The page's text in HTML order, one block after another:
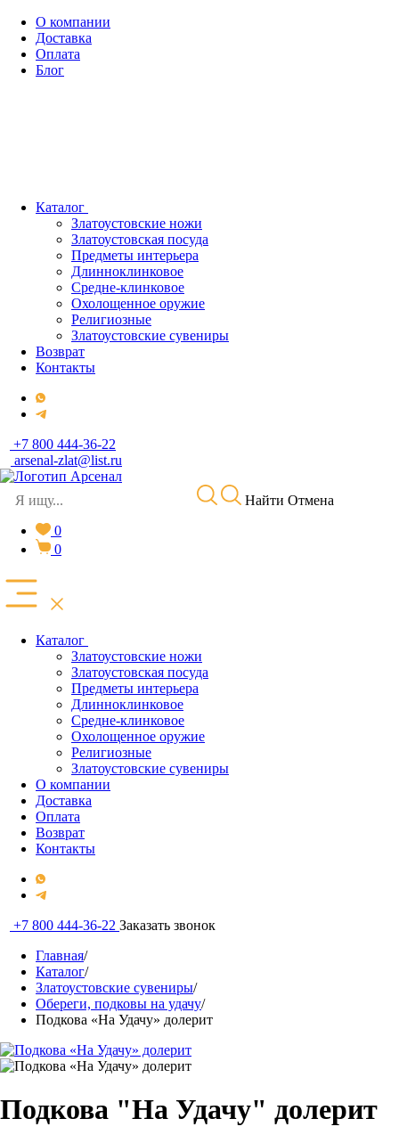
О компании
Доставка
Оплата
Блог
Каталог
Златоустовские ножи
Златоустовская посуда
Предметы интерьера
Длинноклинковое
Средне-клинковое
Охолощенное оружие
Религиозные
Златоустовские сувениры
Возврат
Контакты
+7 800 444-36-22
arsenal-zlat@list.ru
Найти Отмена
0
0
Каталог
Златоустовские ножи
Златоустовская посуда
Предметы интерьера
Длинноклинковое
Средне-клинковое
Охолощенное оружие
Религиозные
Златоустовские сувениры
О компании
Доставка
Оплата
Возврат
Контакты
+7 800 444-36-22 Заказать звонок
Главная/
Каталог/
Златоустовские сувениры/
Обереги, подковы на удачу/
Подкова «На Удачу» долерит
Подкова "На Удачу" долерит